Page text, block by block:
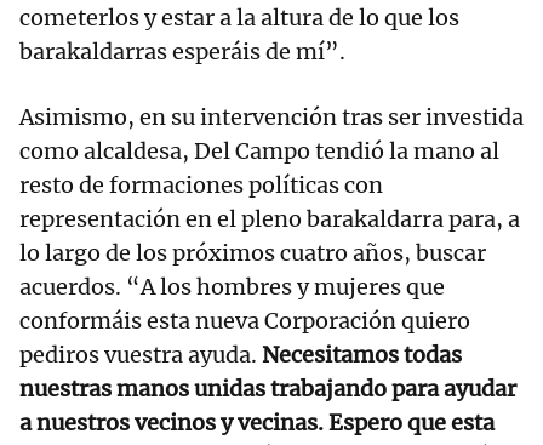
cometerlos y estar a la altura de lo que los
barakaldarras esperáis de mí”.
Asimismo, en su intervención tras ser investida
como alcaldesa, Del Campo tendió la mano al
resto de formaciones políticas con
representación en el pleno barakaldarra para, a
lo largo de los próximos cuatro años, buscar
acuerdos. “A los hombres y mujeres que
conformáis esta nueva Corporación quiero
pediros vuestra ayuda. Necesitamos todas
nuestras manos unidas trabajando para ayudar
a nuestros vecinos y vecinas. Espero que esta